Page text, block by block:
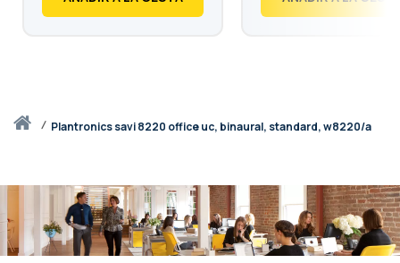
Inicioplantronics savi 8220 office uc, binaural, standard, w8220/a